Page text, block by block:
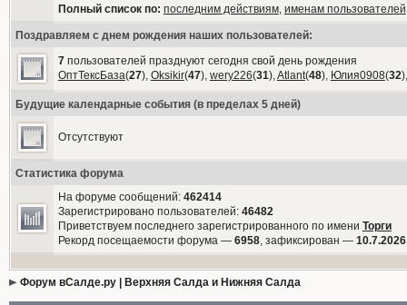
Полный список по: последним действиям, именам пользователей
Поздравляем с днем рождения наших пользователей:
7пользователей празднуют сегодня свой день рождения
ОптТексБаза(27), Oksikir(47), wery226(31),Atlant(48), Юлия0908(32
Будущие календарные события (в пределах 5 дней)
Отсутствуют
Статистика форума
На форуме сообщений: 462414
Зарегистрировано пользователей: 46482
Приветствуем последнего зарегистрированного по имени Торги
Рекорд посещаемости форума — 6958, зафиксирован —
Форум вСалде.ру | Верхняя Салда и Нижняя Салда